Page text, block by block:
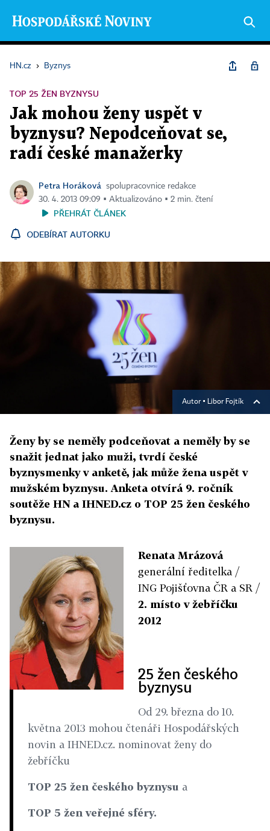
HN.cz › Byznys
TOP 25 ŽEN BYZNYSU
Jak mohou ženy uspět v
byznysu? Nepodceňovat se,
radí české manažerky
Petra Horáková
spolupracovnice redakce
30. 4. 2013 09:09 ▪ Aktualizováno ▪ 2 min. čtení
PŘEHRÁT ČLÁNEK
ODEBÍRAT AUTORKU
Autor ▪ Libor Fojtík
Ženy by se neměly podceňovat a neměly by se
snažit jednat jako muži, tvrdí české
byznysmenky v anketě, jak může žena uspět v
mužském byznysu. Anketa otvírá 9. ročník
soutěže HN a IHNED.cz o TOP 25 žen českého
byznysu.
Renata Mrázová
generální ředitelka /
ING Pojišťovna ČR a SR /
2. místo v žebříčku
2012
25 žen českého
byznysu
Od 29. března do 10.
května 2013 mohou čtenáři Hospodářských
novin a IHNED.cz. nominovat ženy do
žebříčku
TOP 25 žen českého byznysu a
TOP 5 žen veřejné sféry.